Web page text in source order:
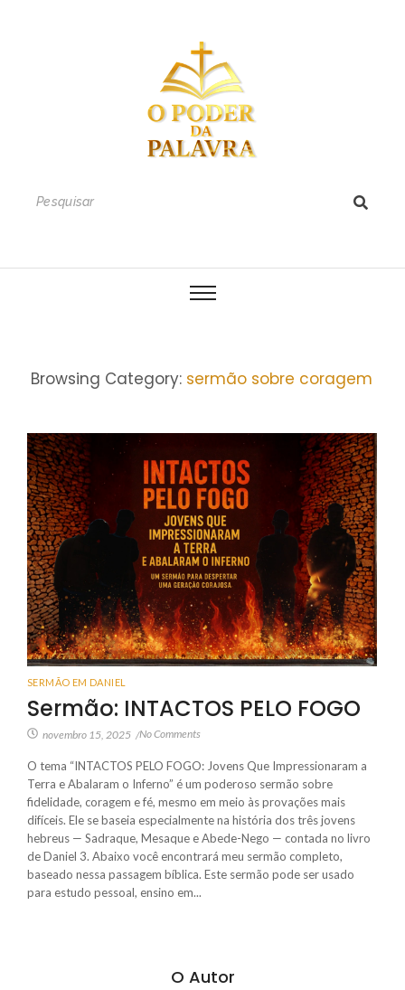
Browsing Category: sermão sobre coragem
SERMÃO EM DANIEL
Sermão: INTACTOS PELO FOGO
novembro 15, 2025 /No Comments
O tema “INTACTOS PELO FOGO: Jovens Que Impressionaram a
Terra e Abalaram o Inferno” é um poderoso sermão sobre
fidelidade, coragem e fé, mesmo em meio às provações mais
difíceis. Ele se baseia especialmente na história dos três jovens
hebreus — Sadraque, Mesaque e Abede-Nego — contada no livro
de Daniel 3. Abaixo você encontrará meu sermão completo,
baseado nessa passagem bíblica. Este sermão pode ser usado
para estudo pessoal, ensino em...
O Autor